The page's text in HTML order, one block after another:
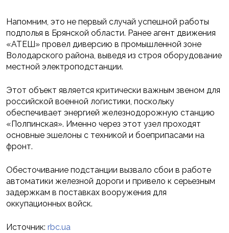
Напомним, это не первый случай успешной работы
подполья в Брянской области. Ранее агент движения
«АТЕШ» провел диверсию в промышленной зоне
Володарского района, выведя из строя оборудование
местной электроподстанции.
Этот объект является критически важным звеном для
российской военной логистики, поскольку
обеспечивает энергией железнодорожную станцию
«Полпинская». Именно через этот узел проходят
основные эшелоны с техникой и боеприпасами на
фронт.
Обесточивание подстанции вызвало сбои в работе
автоматики железной дороги и привело к серьезным
задержкам в поставках вооружения для
оккупационных войск.
Источник: rbc.ua